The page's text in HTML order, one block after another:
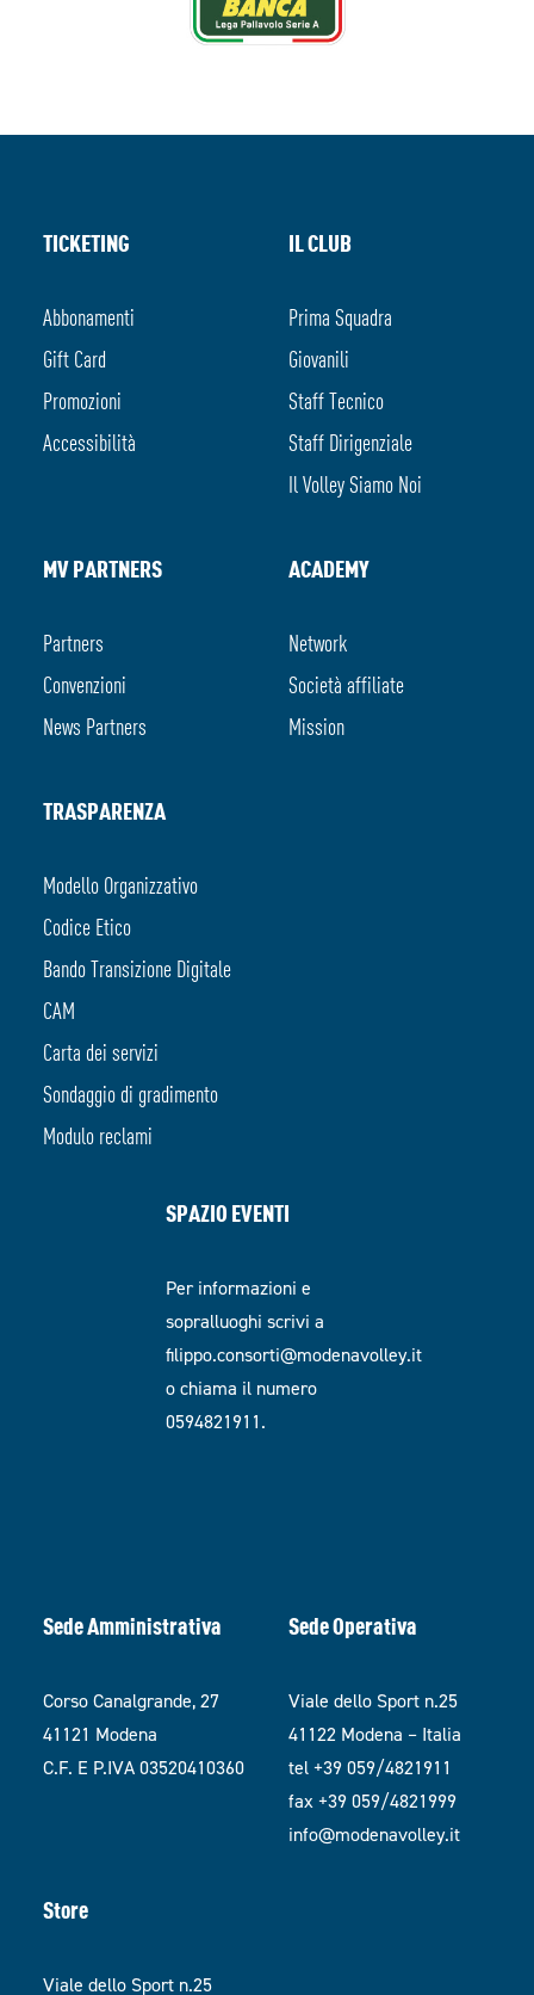
TICKETING
Abbonamenti
Gift Card
Promozioni
Accessibilità
IL CLUB
Prima Squadra
Giovanili
Staff Tecnico
Staff Dirigenziale
Il Volley Siamo Noi
MV PARTNERS
Partners
Convenzioni
News Partners
ACADEMY
Network
Società affiliate
Mission
TRASPARENZA
Modello Organizzativo
Codice Etico
Bando Transizione Digitale
CAM
Carta dei servizi
Sondaggio di gradimento
Modulo reclami
SPAZIO EVENTI
Per informazioni e
sopralluoghi scrivi a
filippo.consorti@modenavolley.it
o chiama il numero
0594821911.
Sede Amministrativa
Corso Canalgrande, 27
41121 Modena
C.F. E P.IVA 03520410360
Sede Operativa
Viale dello Sport n.25
41122 Modena – Italia
tel +39 059/4821911
fax +39 059/4821999
info@modenavolley.it
Store
Viale dello Sport n.25